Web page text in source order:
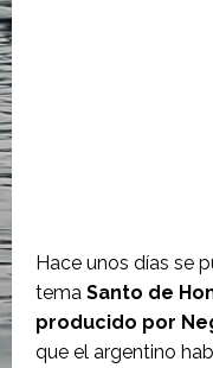
Hace unos días se
tema Santo de
producido por
que el argentino